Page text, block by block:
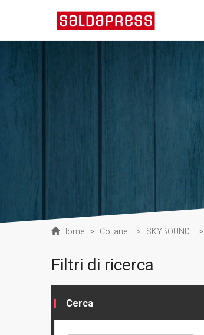
Home > Collane > SKYBOUND >
Filtri di ricerca
Cerca